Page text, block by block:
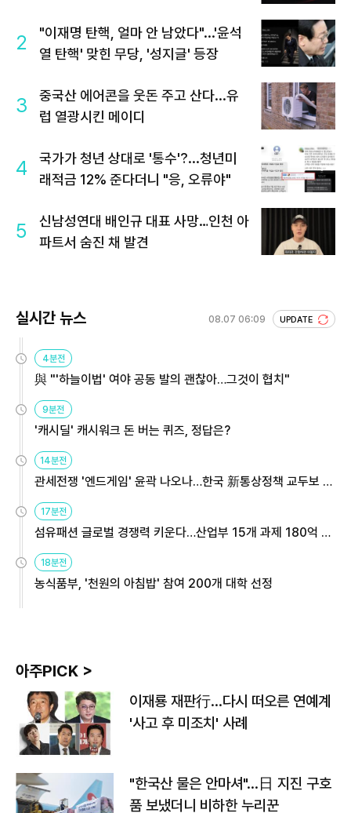
2
"이재명 탄핵, 얼마 안 남았다"...'윤석
열 탄핵' 맞힌 무당, '성지글' 등장
3
중국산 에어콘을 웃돈 주고 산다...유
럽 열광시킨 메이디
4
국가가 청년 상대로 '통수'?...청년미
래적금 12% 준다더니 "응, 오류야"
5
신남성연대 배인규 대표 사망…인천 아
파트서 숨진 채 발견
실시간 뉴스 08.07 06:09 UPDATE
4분전
與 "'하늘이법' 여야 공동 발의 괜찮아…그것이 협치"
9분전
'캐시딜' 캐시워크 돈 버는 퀴즈, 정답은?
14분전
관세전쟁 '엔드게임' 윤곽 나오나…한국 新통상정책 교두보 활
17분전
섬유패션 글로벌 경쟁력 키운다…산업부 15개 과제 180억 지
18분전
농식품부, '천원의 아침밥' 참여 200개 대학 선정
아주PICK >
이재룡 재판行…다시 떠오른 연예계
'사고 후 미조치' 사례
"한국산 물은 안마셔"…日 지진 구호
품 보냈더니 비하한 누리꾼